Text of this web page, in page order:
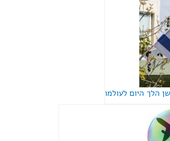
הלך היום לעולמו